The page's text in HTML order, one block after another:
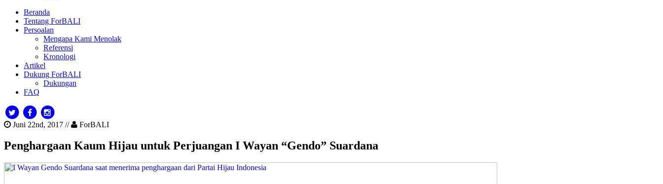
Beranda
Tentang ForBALI
Persoalan
Mengapa Kami Menolak
Referensi
Kronologi
Artikel
Dukung ForBALI
Dukungan
FAQ
Juni 22nd, 2017 // ForBALI
Penghargaan Kaum Hijau untuk Perjuangan I Wayan “Gendo” Suardana